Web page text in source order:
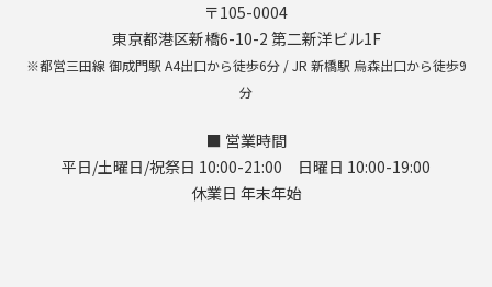
〒105-0004
東京都港区新橋6-10-2 第二新洋ビル1F
※都営三田線 御成門駅 A4出口から徒歩6分 / JR 新橋駅 烏森出口から徒歩9
分
■ 営業時間
平日/土曜日/祝祭日 10:00-21:00 日曜日 10:00-19:00
休業日 年末年始